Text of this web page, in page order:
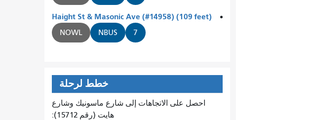
Haight St & Masonic Ave (#14958) (109 feet)
NOWL NBUS 7
خطط لرحلة
احصل على الاتجاهات إلى شارع ماسونيك وشارع
هايت (رقم 15712):